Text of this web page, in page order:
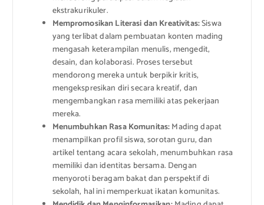
ekstrakurikuler.
Mempromosikan Literasi dan Kreativitas:Siswa
yang terlibat dalam pembuatan konten mading
mengasah keterampilan menulis, mengedit,
desain, dan kolaborasi. Proses tersebut
mendorong mereka untuk berpikir kritis,
mengekspresikan diri secara kreatif, dan
mengembangkan rasa memiliki atas pekerjaan
mereka.
Menumbuhkan Rasa Komunitas:Mading dapat
menampilkan profil siswa, sorotan guru, dan
artikel tentang acara sekolah, menumbuhkan rasa
memiliki dan identitas bersama. Dengan
menyoroti beragam bakat dan perspektif di
sekolah, hal ini memperkuat ikatan komunitas.